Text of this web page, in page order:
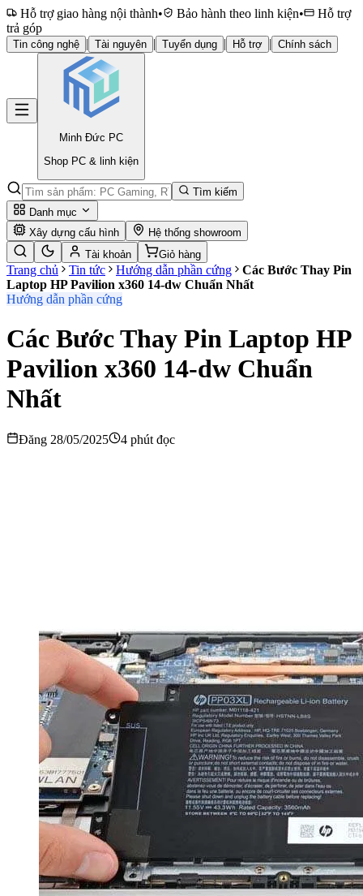
Hỗ trợ giao hàng nội thành• Bảo hành theo linh kiện•
Hỗ trợ
trả góp
Tin công nghệ | Tài nguyên | Tuyển dụng | Hỗ trợ | Chính sách
Minh Đức PC
Shop PC & linh kiện
Tìm kiếm
Danh mục
Xây dựng cấu hình
Hệ thống showroom
Tài khoản
Giỏ hàng
Trang chủ Tin tức Hướng dẫn phần cứng
Các Bước Thay Pin
Laptop HP Pavilion x360 14-dw Chuẩn Nhất
Hướng dẫn phần cứng
Các Bước Thay Pin Laptop HP
Pavilion x360 14-dw Chuẩn
Nhất
Đăng 28/05/2025 4 phút đọc